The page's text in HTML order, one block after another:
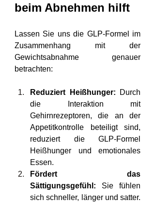
beim Abnehmen hilft
Lassen Sie uns die GLP-Formel im
Zusammenhang mit der
Gewichtsabnahme genauer
betrachten:
Reduziert Heißhunger: Durch
die Interaktion mit
Gehirnrezeptoren, die an der
Appetitkontrolle beteiligt sind,
reduziert die GLP-Formel
Heißhunger und emotionales
Essen.
Fördert das
Sättigungsgefühl: Sie fühlen
sich schneller, länger und satter.